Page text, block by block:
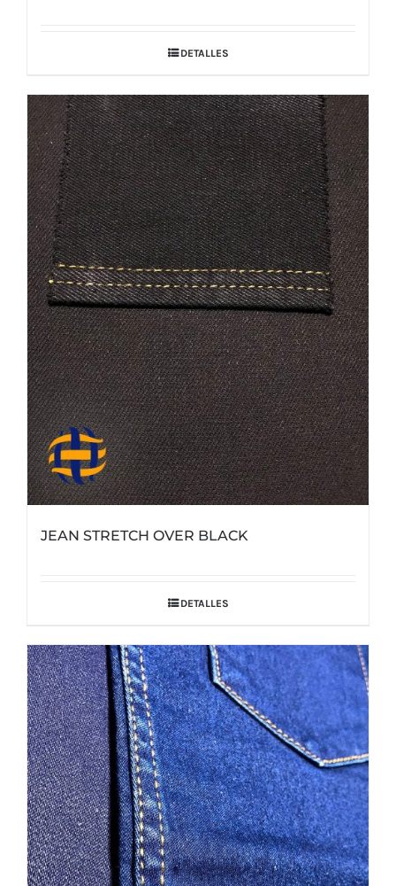
DETALLES
JEAN STRETCH OVER BLACK
DETALLES